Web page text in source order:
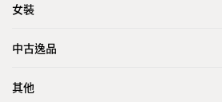
女裝
中古逸品
其他